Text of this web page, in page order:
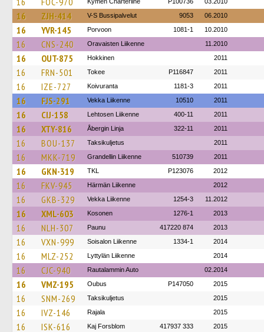
16 ZJH-414 V-S Bussipalvelut 9053 06.2010
16 YVR-145 Porvoon 1081-1 10.2010
16 CNS-240 Oravaisten Liikenne 11.2010
16 OUT-875 Hokkinen 2011
16 FRN-501 Tokee P116847 2011
16 IZE-727 Koivuranta 1181-3 2011
16 FJS-291 Vekka Liikenne 10510 2011
16 CIJ-158 Lehtosen Liikenne 400-11 2011
16 XTY-816 Åbergin Linja 322-11 2011
16 BOU-137 Taksikuljetus 2011
16 MKK-719 Grandellin Liikenne 510739 2011
16 GKN-319 TKL P123076 2012
16 FKV-945 Härmän Liikenne 2012
16 GKB-329 Vekka Liikenne 1254-3 11.2012
16 XML-603 Kosonen 1276-1 2013
16 NLH-307 Paunu 417220 874 2013
16 VXN-999 Soisalon Liikenne 1334-1 2014
16 MLZ-252 Lyttylän Liikenne 2014
16 CJC-940 Rautalammin Auto 02.2014
16 VMZ-195 Oubus P147050 2015
16 SNM-269 Taksikuljetus 2015
16 IVZ-146 Rajala 2015
16 ISK-616 Kaj Forsblom 417937 333 2015